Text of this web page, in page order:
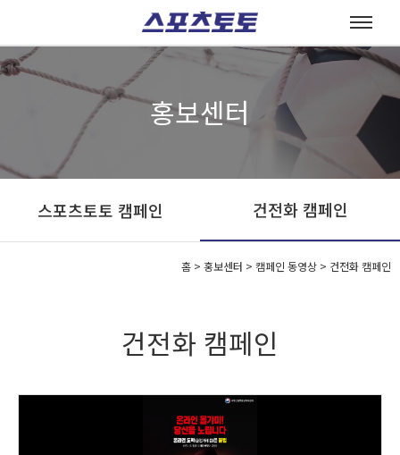
홍보센터
스포츠토토 캠페인 건전화 캠페인
홈 > 홍보센터 > 캠페인 동영상 > 건전화 캠페인
건전화 캠페인